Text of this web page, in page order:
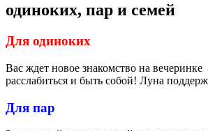
одиноких, пар и семей
Для одиноких
Вас ждет новое знакомство на
расслабиться и быть собой! Луна
Для пар